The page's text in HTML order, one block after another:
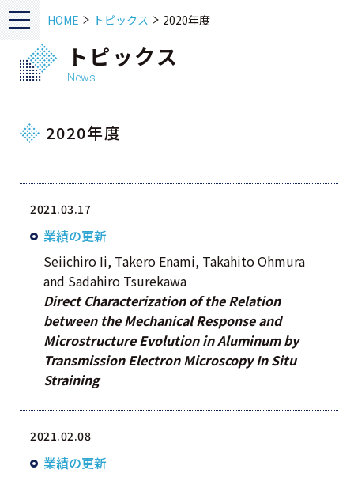
HOME トピックス 2020年度
トピックス
News
2020年度
2021.03.17
業績の更新
Seiichiro Ii, Takero Enami, Takahito Ohmura
and Sadahiro Tsurekawa
Direct Characterization of the Relation
between the Mechanical Response and
Microstructure Evolution in Aluminum by
Transmission Electron Microscopy In Situ
Straining
2021.02.08
業績の更新